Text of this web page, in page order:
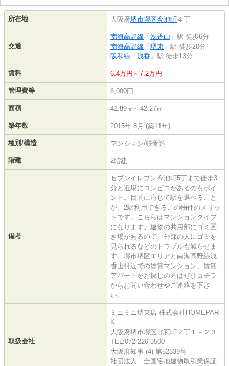
所在地 大阪府堺市堺区今池町 ４丁
交通
南海高野線 「 浅香山 」駅 徒歩6分
南海高野線 「 堺東 」駅 徒歩20分
阪和線 「 浅香 」駅 徒歩13分
賃料 6.4万円～7.2万円
管理費等 6,000円
面積 41.89㎡～42.27㎡
築年数 2015年 8月 (築11年)
種別/構造 マンション/鉄骨造
階建 2階建
備考
セブンイレブン今池町5丁まで徒歩3
分と近場にコンビニがあるのもポイ
ント。目的に応じて駅を選べること
が、2駅利用できるこの物件のメリッ
トです。こちらはマンションタイプ
になります。建物の共用部にゴミ置
き場があるので、外部の人にゴミを
見られるなどのトラブルも減らせま
す。堺市堺区エリアと南海高野線浅
香山付近での賃貸マンション、賃貸
アパートをお探しの方はぜひコチラ
からお問い合わせやご連絡を下さ
い。
取扱会社
ミニミニ堺東店 株式会社HOMEPAR
K
大阪府堺市堺区北瓦町２丁１－２３
TEL:072-226-3500
大阪府知事 (4) 第52839号
社団法人 全国宅地建物取引業保証